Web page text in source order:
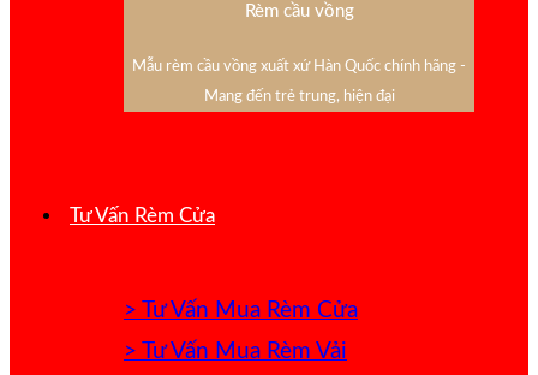
Rèm cầu vồng
Mẫu rèm cầu vồng xuất xứ Hàn Quốc chính hãng -
Mang đến trẻ trung, hiện đại
Tư Vấn Rèm Cửa
> Tư Vấn Mua Rèm Cửa
> Tư Vấn Mua Rèm Vải